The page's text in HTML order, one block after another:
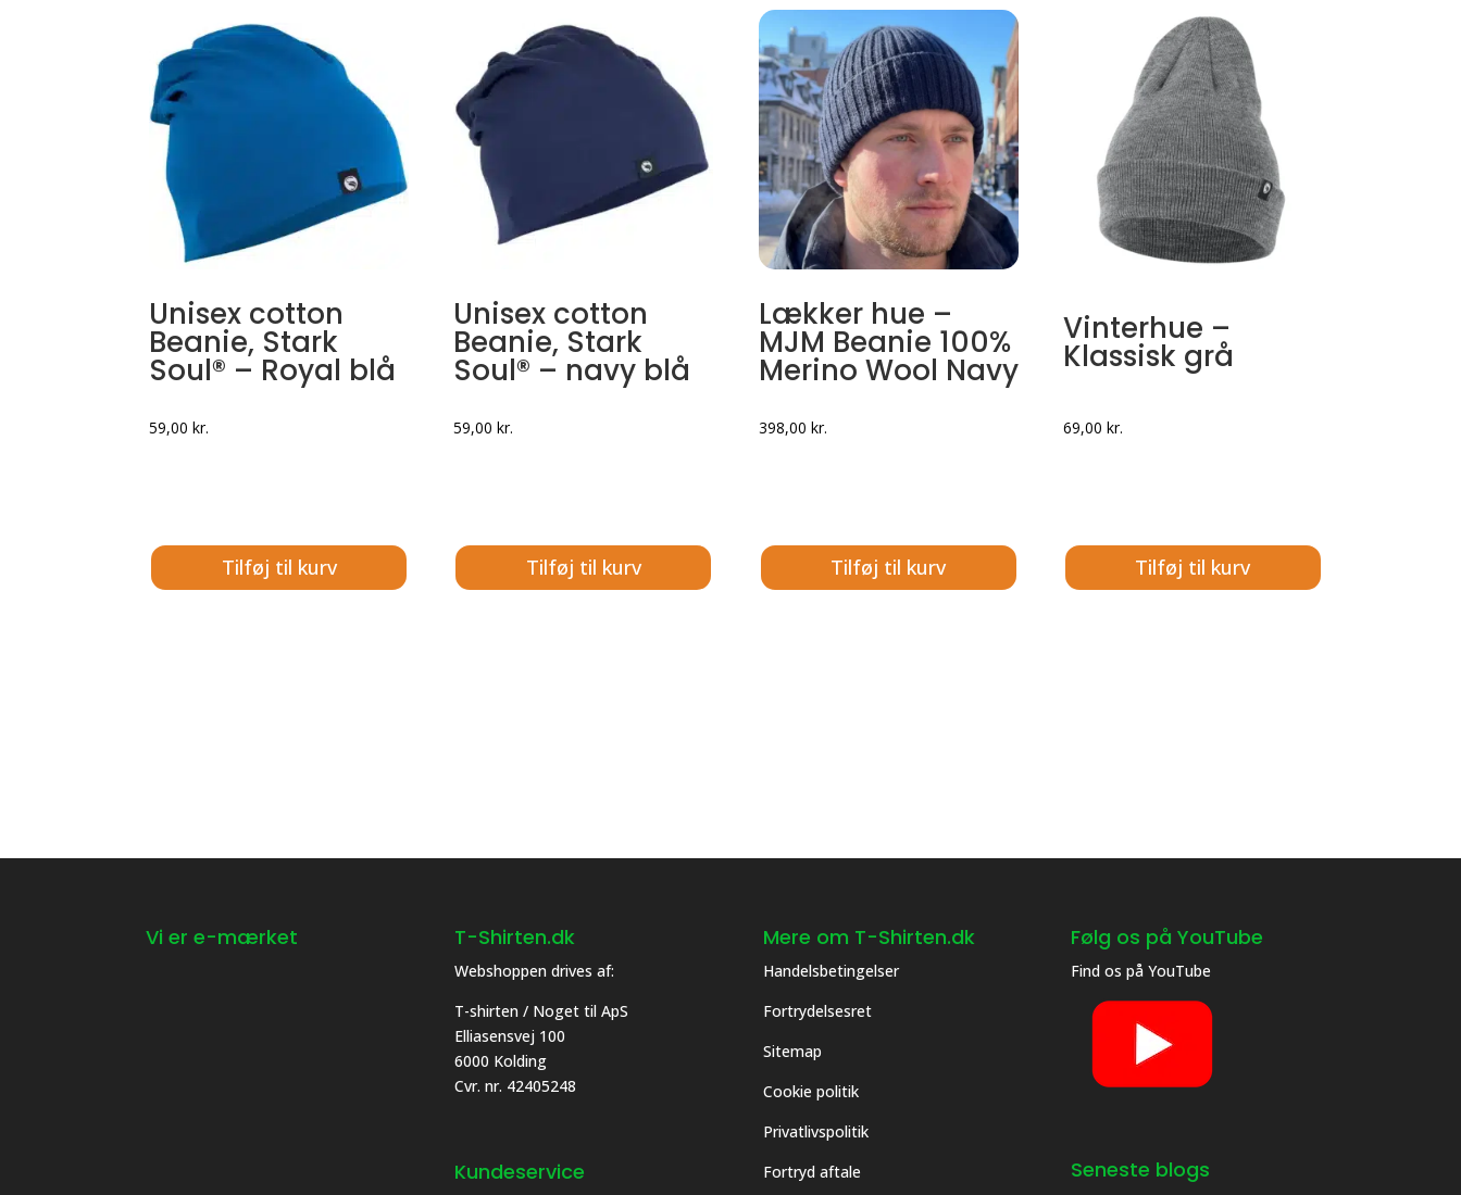
Unisex cotton
Beanie, Stark
Soul® – Royal blå
59,00 kr.
Tilføj til kurv
Unisex cotton
Beanie, Stark
Soul® – navy blå
59,00kr.
Tilføj til kurv
Lækker hue –
MJM Beanie 100%
Merino Wool Navy
398,00 kr.
Tilføj til kurv
Vinterhue –
Klassisk grå
69,00 kr.
Tilføj til kurv
Vi er e-mærket T-Shirten.dk
Webshoppen drives af:
T-shirten / Noget til ApS
Elliasensvej 100
6000 Kolding
Cvr. nr. 42405248
Kundeservice
Mere om T-Shirten.dk
Handelsbetingelser
Fortrydelsesret
Sitemap
Cookie politik
Privatlivspolitik
Fortryd aftale
Følg os på YouTube
Find os påYouTube
Seneste blogs